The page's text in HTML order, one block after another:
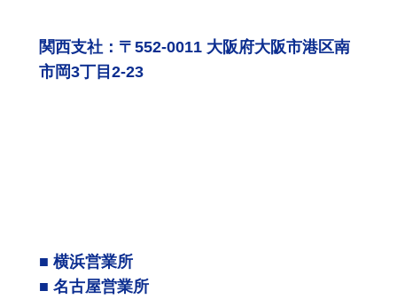
関西支社：〒552-0011 大阪府大阪市港区南
市岡3丁目2-23
■ 横浜営業所
■ 名古屋営業所